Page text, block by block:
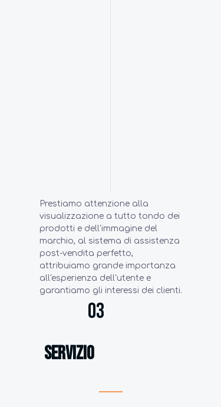
03
servizio
Prestiamo attenzione alla
visualizzazione a tutto tondo dei
prodotti e dell'immagine del
marchio, al sistema di assistenza
post-vendita perfetto,
attribuiamo grande importanza
all'esperienza dell'utente e
garantiamo gli interessi dei clienti.